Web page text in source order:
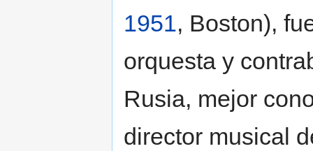
1951, Boston),
orquesta y
Rusia, mejor
director musical